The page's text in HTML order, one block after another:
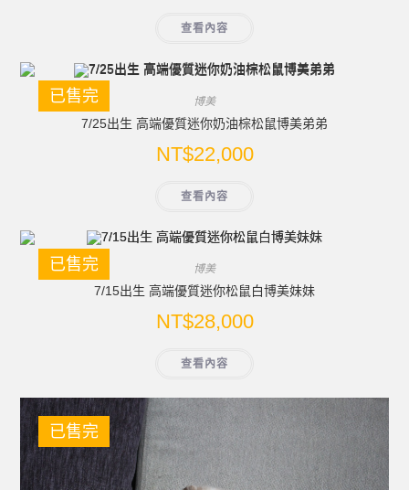
查看內容
已售完 博美
7/25出生 高端優質迷你奶油棕松鼠博美弟弟
NT$22,000
查看內容
已售完 博美
7/15出生 高端優質迷你松鼠白博美妹妹
NT$28,000
查看內容
已售完